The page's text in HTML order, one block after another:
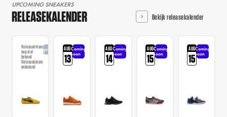
UPCOMING SNEAKERS
RELEASEKALENDER Bekijk releasekalender
Releasedatum
nog niet
bekend
Releasedatum
onbekend
Aangekondigd AUG
13
Coming
soon
AUG
14
Coming
soon
AUG
15
Coming
soon
AUG
15
Coming
soon